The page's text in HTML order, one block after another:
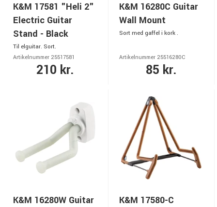
K&M 17581 "Heli 2"
Electric Guitar
Stand - Black
Til elguitar. Sort.
Artikelnummer 25517581
210 kr.
K&M 16280C Guitar
Wall Mount
Sort med gaffel i kork .
Artikelnummer 25516280C
85 kr.
K&M 16280W Guitar
K&M 17580-C